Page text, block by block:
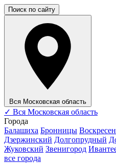
Поиск по сайту
Вся Московская область
✓ Вся Московская область
Города
Балашиха Бронницы
Дзержинский Долгопрудный
Жуковский Звенигород
все города